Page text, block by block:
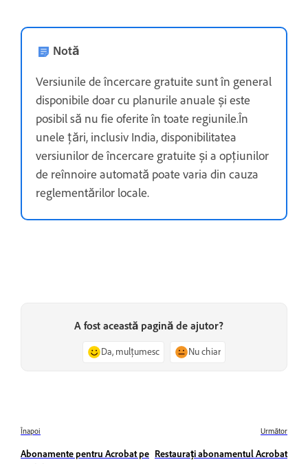
Notă
Versiunile de încercare gratuite sunt în general
disponibile doar cu planurile anuale și este
posibil să nu fie oferite în toate regiunile.În
unele țări, inclusiv India, disponibilitatea
versiunilor de încercare gratuite și a opțiunilor
de reînnoire automată poate varia din cauza
reglementărilor locale.
A fost această pagină de ajutor?
Da, mulțumesc Nu chiar
Înapoi
Abonamente pentru Acrobat pe
Următor
Restaurați abonamentul Acrobat